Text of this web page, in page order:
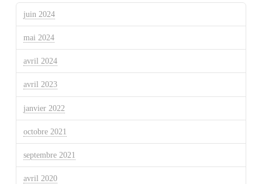
juin 2024
mai 2024
avril 2024
avril 2023
janvier 2022
octobre 2021
septembre 2021
avril 2020